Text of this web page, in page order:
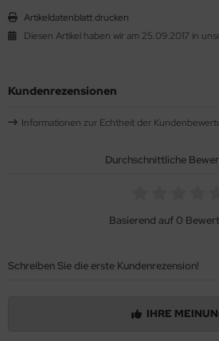
Artikeldatenblatt drucken
Diesen Artikel haben wir am 25.09.2017 in
Kundenrezensionen
Informationen zur Echtheit der
Durchschnittliche
Basierend auf 0
Schreiben Sie die erste Kundenrezension!
IHRE